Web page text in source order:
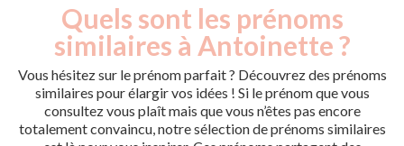
Quels sont les prénoms
similaires à Antoinette ?
Vous hésitez sur le prénom parfait ? Découvrez des prénoms
similaires pour élargir vos idées ! Si le prénom que vous
consultez vous plaît mais que vous n’êtes pas encore
totalement convaincu, notre sélection de prénoms similaires